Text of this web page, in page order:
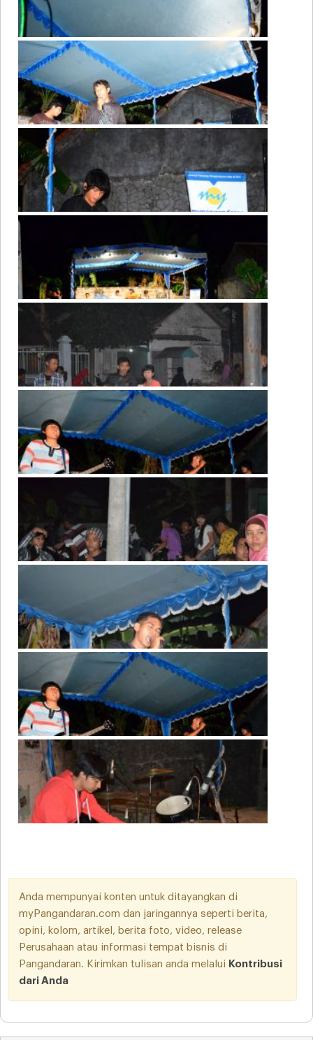
Anda mempunyai konten untuk ditayangkan di
myPangandaran.com dan jaringannya seperti berita,
opini, kolom, artikel, berita foto, video, release
Perusahaan atau informasi tempat bisnis di
Pangandaran. Kirimkan tulisan anda melalui Kontribusi
dari Anda